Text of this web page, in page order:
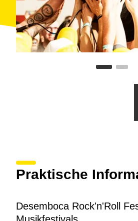
Praktische
Desemboca Rock'n'Roll